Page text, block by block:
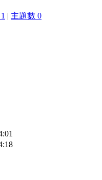
| 主題數 0